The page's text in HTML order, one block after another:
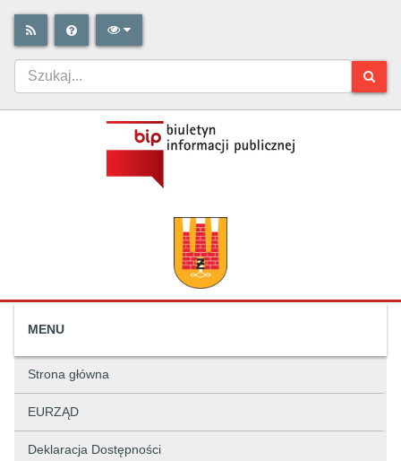
MENU
Strona główna
EURZĄD
Deklaracja Dostępności